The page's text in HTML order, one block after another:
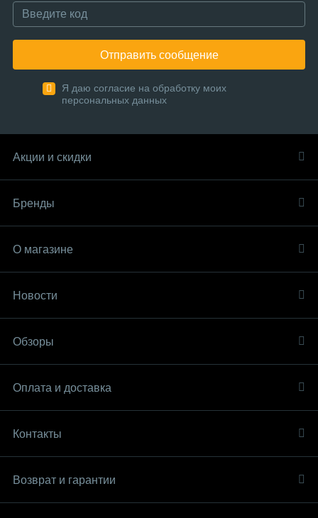
Отправить сообщение
Я даю согласие на обработку моих
персональных данных
Акции и скидки
Бренды
О магазине
Новости
Обзоры
Оплата и доставка
Контакты
Возврат и гарантии